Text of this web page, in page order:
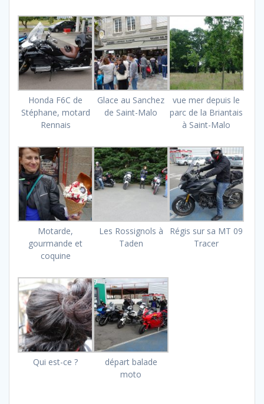
Honda F6C de
Stéphane, motard
Rennais
Glace au Sanchez
de Saint-Malo
vue mer depuis le
parc de la Briantais
à Saint-Malo
Motarde,
gourmande et
coquine
Les Rossignols à
Taden
Régis sur sa MT 09
Tracer
Qui est-ce ?
départ balade
moto